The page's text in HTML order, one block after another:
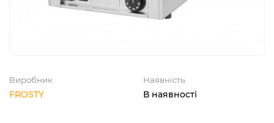
Виробник
FROSTY
Наявність:
В наявності